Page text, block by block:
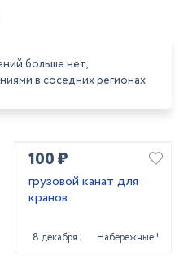
больше нет,
в соседних регионах
100 ₽
грузовой канат для
кранов
8 декабря 2023Набережные Челны